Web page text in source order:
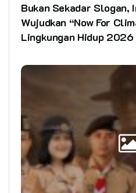
Bukan Sekadar Slogan,
Wujudkan “Now For
Lingkungan Hidup 2026